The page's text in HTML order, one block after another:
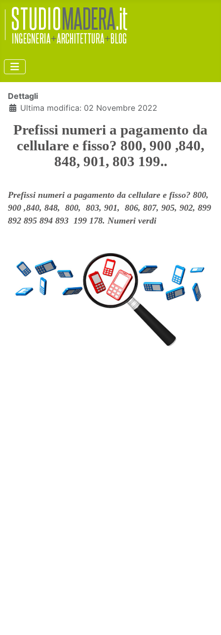
Dettagli
Ultima modifica: 02 Novembre 2022
Prefissi numeri a pagamento da
cellulare e fisso? 800, 900 ,840,
848, 901, 803 199..
Prefissi numeri a pagamento da cellulare e fisso? 800,
900 ,840, 848, 800, 803, 901, 806, 807, 905, 902, 899
892 895 894 893 199 178. Numeri verdi